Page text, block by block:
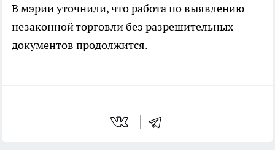
В мэрии уточнили, что работа по выявлению
незаконной торговли без разрешительных
документов продолжится.